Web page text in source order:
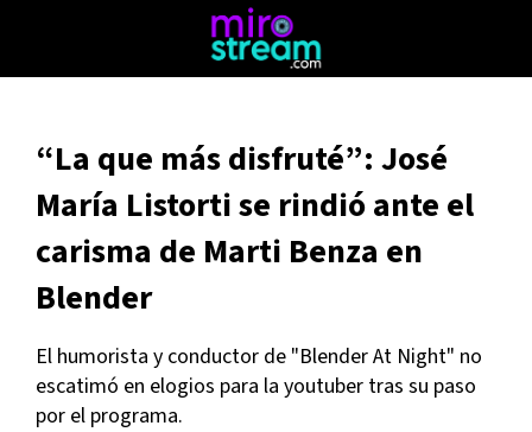
“La que más disfruté”: José
María Listorti se rindió ante el
carisma de Marti Benza en
Blender
El humorista y conductor de "Blender At Night" no
escatimó en elogios para la youtuber tras su paso
por el programa.